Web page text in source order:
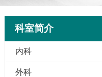
科室简介
内科
外科